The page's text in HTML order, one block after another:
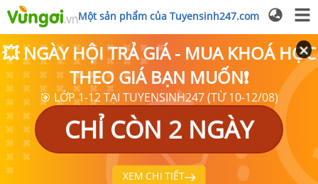
Một sản phẩm của Tuyensinh247.com
💥 NGÀY HỘI TRẢ GIÁ - MUA KHOÁ HỌC
THEO GIÁ BẠN MUỐN❗
🎯 LỚP 1-12 TẠI TUYENSINH247 (TỪ 10-12/08)
CHỈ CÒN 2 NGÀY
XEM CHI TIẾT